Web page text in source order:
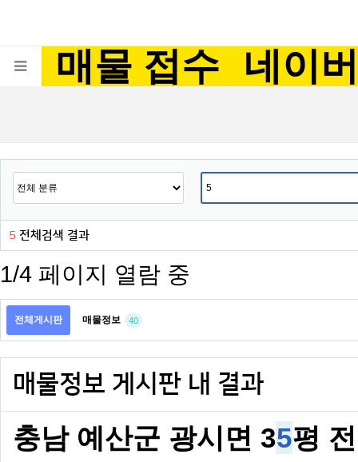
매물 접수 네이
5 전체검색 결과
1/4 페이지 열람 중
전체게시판 매물정보 40
매물정보 게시판 내 결과
충남 예산군 광시면 35평